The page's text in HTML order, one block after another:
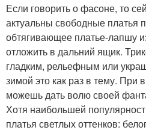
Если говорить о фасоне, то
актуальны свободные платья
обтягивающее платье-лапшу
отложить в дальний ящик.
гладким, рельефным или
зимой это как раз в тему. При
можешь дать волю своей
Хотя наибольшей
платья светлых оттенков: